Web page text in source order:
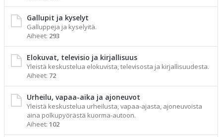
Gallupit ja kyselyt
Galluppeja ja kyselyitä.
Aiheet: 293
Elokuvat, televisio ja kirjallisuus
Yleistä keskustelua elokuvista, televisosta ja kirjallisuudesta.
Aiheet: 72
Urheilu, vapaa-aika ja ajoneuvot
Yleistä keskustelua urheilusta, vapaa-ajasta, ajoneuvoista
aina polkupyörästä kuorma-autoon.
Aiheet: 102